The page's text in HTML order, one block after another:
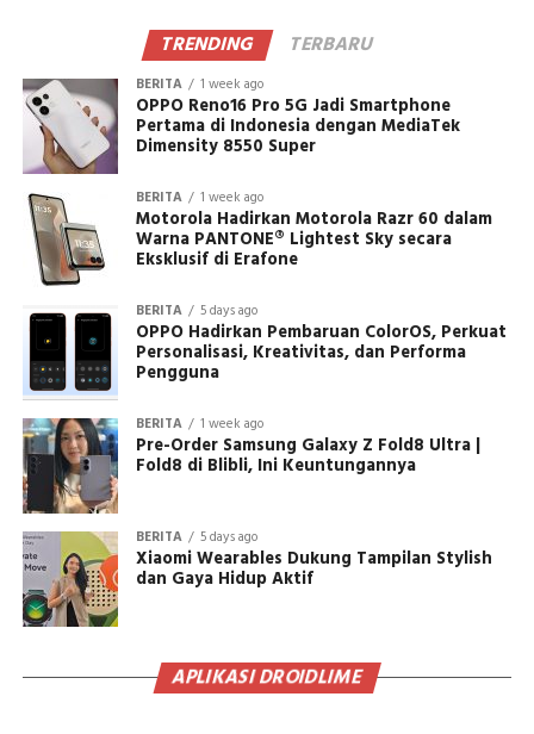
TRENDING TERBARU
BERITA 1 week ago
OPPO Reno16 Pro 5G Jadi Smartphone
Pertama di Indonesia dengan MediaTek
Dimensity 8550 Super
BERITA 1 week ago
Motorola Hadirkan Motorola Razr 60 dalam
Warna PANTONE® Lightest Sky secara
Eksklusif di Erafone
BERITA 5 days ago
OPPO Hadirkan Pembaruan ColorOS, Perkuat
Personalisasi, Kreativitas, dan Performa
Pengguna
BERITA 1 week ago
Pre-Order Samsung Galaxy Z Fold8 Ultra |
Fold8 di Blibli, Ini Keuntungannya
BERITA 5 days ago
Xiaomi Wearables Dukung Tampilan Stylish
dan Gaya Hidup Aktif
APLIKASI DROIDLIME